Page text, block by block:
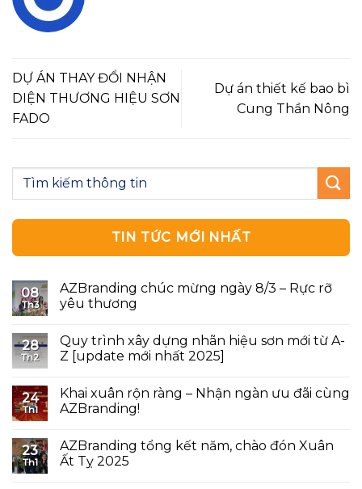
DỰ ÁN THAY ĐỔI NHẬN
DIỆN THƯƠNG HIỆU SƠN
FADO
Dự án thiết kế bao bì
Cung Thần Nông
TIN TỨC MỚI NHẤT
08
Th3
AZBranding chúc mừng ngày 8/3 – Rực rỡ
yêu thương
28
Th2
Quy trình xây dựng nhãn hiệu sơn mới từ A-
Z [update mới nhất 2025]
24
Th1
Khai xuân rộn ràng – Nhận ngàn ưu đãi cùng
AZBranding!
23
Th1
AZBranding tổng kết năm, chào đón Xuân
Ất Tỵ 2025